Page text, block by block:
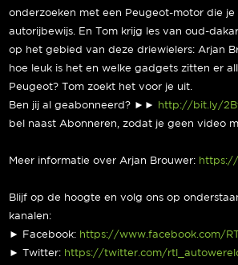
onderzoeken met een Peugeot-motor die
autorijbewijs. En Tom krijg les van oud-
op het gebied van deze driewielers: Arjan
hoe leuk is het en welke gadgets zitten er
Peugeot? Tom zoekt het voor je uit.
Ben jij al geabonneerd? ►► http://bit.ly/
bel naast Abonneren, zodat je geen video
Meer informatie over Arjan Brouwer:
Blijf op de hoogte en volg ons op
kanalen:
► Facebook: https://www.facebook.com/
► Twitter: https://twitter.com/